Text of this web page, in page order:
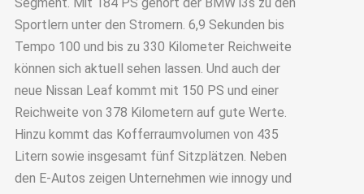
Sportlern unter den Stromern. 6,9 Sekunden bis
Tempo 100 und bis zu 330 Kilometer Reichweite
können sich aktuell sehen lassen. Und auch der
neue Nissan Leaf kommt mit 150 PS und einer
Reichweite von 378 Kilometern auf gute Werte.
Hinzu kommt das Kofferraumvolumen von 435
Litern sowie insgesamt fünf Sitzplätzen. Neben
den E-Autos zeigen Unternehmen wie innogy und